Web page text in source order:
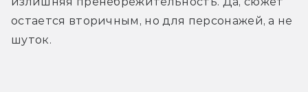
остается вторичным, но для персонажей, а не
шуток.